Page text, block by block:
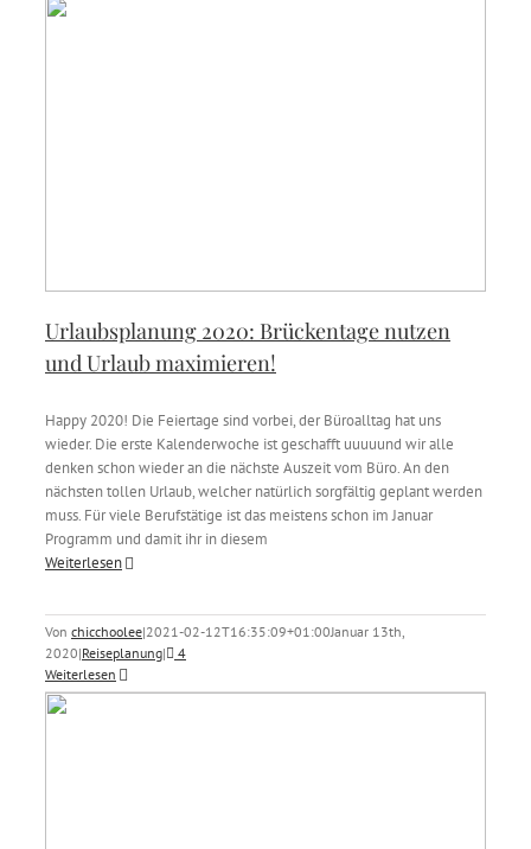
Urlaubsplanung 2020: Brückentage nutzen
und Urlaub maximieren!
Happy 2020! Die Feiertage sind vorbei, der Büroalltag hat uns
wieder. Die erste Kalenderwoche ist geschafft uuuuund wir alle
denken schon wieder an die nächste Auszeit vom Büro. An den
nächsten tollen Urlaub, welcher natürlich sorgfältig geplant werden
muss. Für viele Berufstätige ist das meistens schon im Januar
Programm und damit ihr in diesem
Weiterlesen
Von chicchoolee|2021-02-12T16:35:09+01:00Januar 13th,
2020|Reiseplanung|
4
Weiterlesen